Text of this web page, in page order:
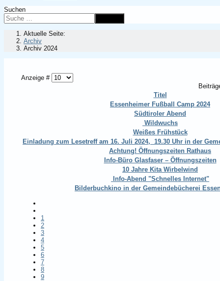
Suchen
Aktuelle Seite:
Archiv
Archiv 2024
Anzeige #
Titel
Essenheimer Fußball Camp 2024
Südtiroler Abend
Wildwuchs
Weißes Frühstück
Einladung zum Lesetreff am 16. Juli 2024, 19.30 Uhr in der
Achtung! Öffnungszeiten Rathaus
Info-Büro Glasfaser – Öffnungszeiten
10 Jahre Kita Wirbelwind
Info-Abend "Schnelles Internet"
Bilderbuchkino in der Gemeindebücherei
1
2
3
4
5
6
7
8
9